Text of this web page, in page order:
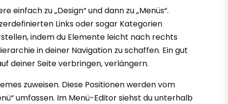
zu „Design“ und dann zu „Menüs“.
Links oder sogar Kategorien
indem du Elemente leicht nach rechts
in deiner Navigation zu schaffen. Ein gut
deiner Seite verbringen, verlängern.
zuweisen. Diese Positionen werden vom
umfassen. Im Menü-Editor siehst du unterhalb